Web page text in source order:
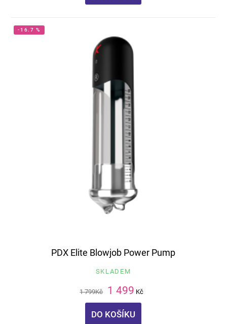
-16.7 %
PDX Elite Blowjob Power Pump
SKLADEM
1 799Kč 1 499 Kč
DO KOŠÍKU